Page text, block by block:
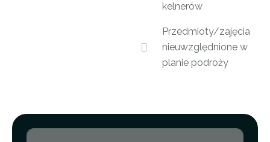
kelnerów
Przedmioty/zajęcia
nieuwzględnione w
planie podroży